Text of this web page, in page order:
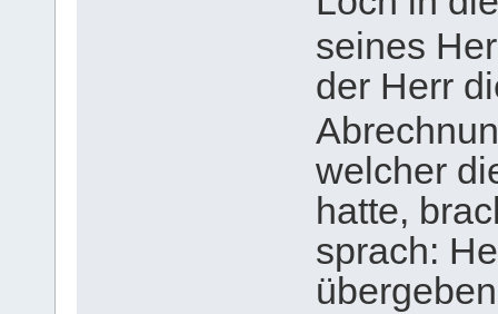
seines
der Herr
welcher
hatte,
sprach: